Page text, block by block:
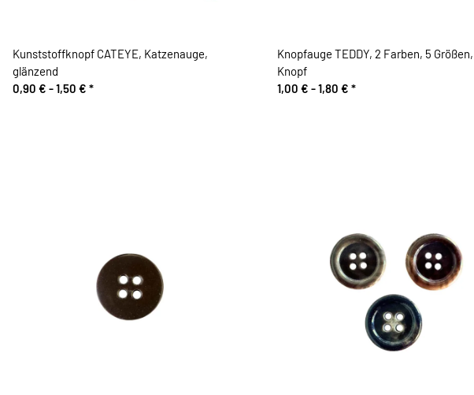
Kunststoffknopf CATEYE, Katzenauge,
glänzend
0,90 € -1,50 € *
Knopfauge TEDDY, 2 Farben, 5
Knopf
1,00 € -1,80 € *